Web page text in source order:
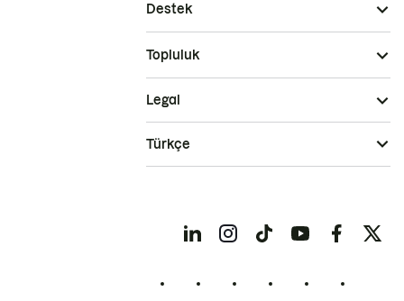
Destek
Topluluk
Legal
Türkçe